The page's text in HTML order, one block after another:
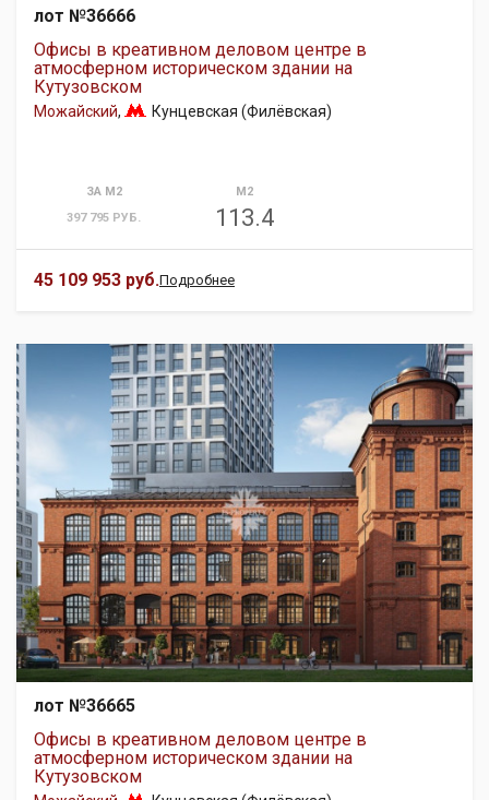
лот №36666
Офисы в креативном деловом центре в
атмосферном историческом здании на
Кутузовском
Можайский, Кунцевская (Филёвская)
ЗА М2
397 795 РУБ.
М2
113.4
45 109 953 руб.Подробнее
лот №36665
Офисы в креативном деловом центре в
атмосферном историческом здании на
Кутузовском